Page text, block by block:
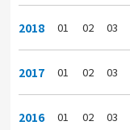
2018 01 02 03
2017 01 02 03
2016 01 02 03